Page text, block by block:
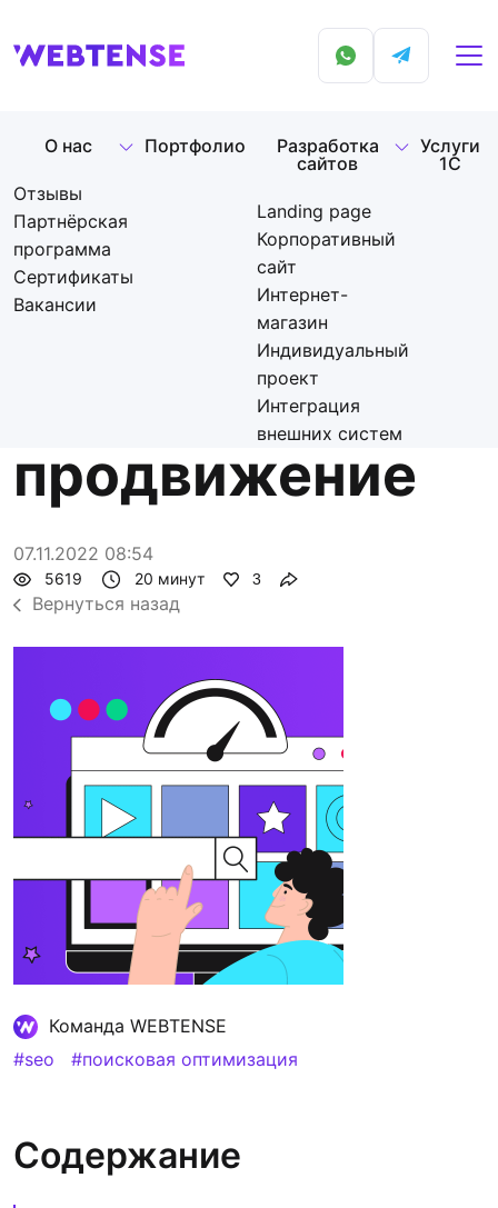
О нас
Отзывы
Партнёрская
программа
Сертификаты
Вакансии
Портфолио
Разработка
сайтов
Landing page
Корпоративный
сайт
Интернет-
магазин
Индивидуальный
проект
Интеграция
внешних систем
Услуги
1С
Главная Блог
Техническое SEO продвижение
Техническое
продвижение
07.11.2022 08:54
5619 20 минут 3
Вернуться назад
Команда WEBTENSE
#seo
#поисковая оптимизация
Содержание